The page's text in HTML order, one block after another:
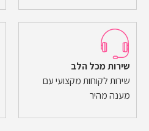
שירות מכל הלב
שירות לקוחות מקצועי עם
מענה מהיר